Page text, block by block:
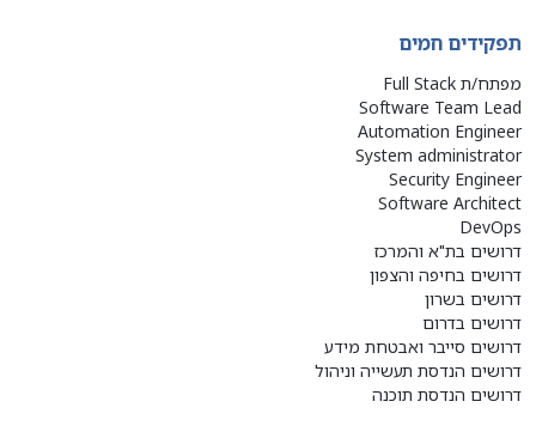
תפקידים חמים
מפתח/ת Full Stack
Software Team Lead
Automation Engineer
System administrator
Security Engineer
Software Architect
DevOps
דרושים בת"א והמרכז
דרושים בחיפה והצפון
דרושים בשרון
דרושים בדרום
דרושים סייבר ואבטחת מידע
דרושים הנדסת תעשייה וניהול
דרושים הנדסת תוכנה